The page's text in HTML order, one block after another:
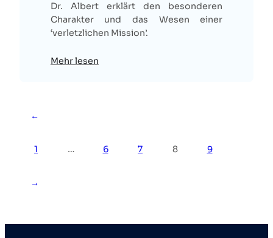
Dr. Albert erklärt den besonderen
Charakter und das Wesen einer
‘verletzlichen Mission’.
Mehr lesen
←
1 … 6 7 8 9
→